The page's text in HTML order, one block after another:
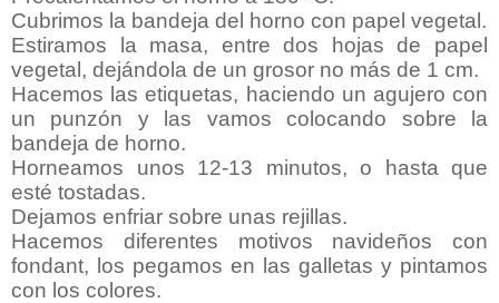
Cubrimos la bandeja del horno con papel vegetal.
Estiramos la masa, entre dos hojas de papel
vegetal, dejándola de un grosor no más de 1 cm.
Hacemos las etiquetas, haciendo un agujero con
un punzón y las vamos colocando sobre la
bandeja de horno.
Horneamos unos 12-13 minutos, o hasta que
esté tostadas.
Dejamos enfriar sobre unas rejillas.
Hacemos diferentes motivos navideños con
fondant, los pegamos en las galletas y pintamos
con los colores.